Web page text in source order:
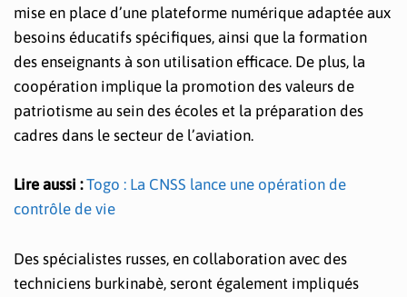
mise en place d’une plateforme numérique adaptée aux
besoins éducatifs spécifiques, ainsi que la formation
des enseignants à son utilisation efficace. De plus, la
coopération implique la promotion des valeurs de
patriotisme au sein des écoles et la préparation des
cadres dans le secteur de l’aviation.
Lire aussi :Togo : La CNSS lance une opération de
contrôle de vie
Des spécialistes russes, en collaboration avec des
techniciens burkinabè, seront également impliqués